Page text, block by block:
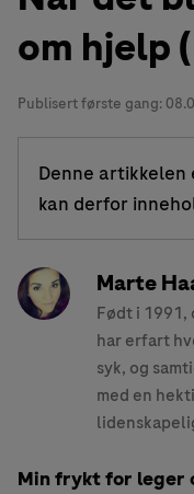
om hjelp
Publisert første gang:
Denne artikkelen
kan derfor
Marte
Født i 1991,
har erfart
syk, og
med en
Min frykt for leger